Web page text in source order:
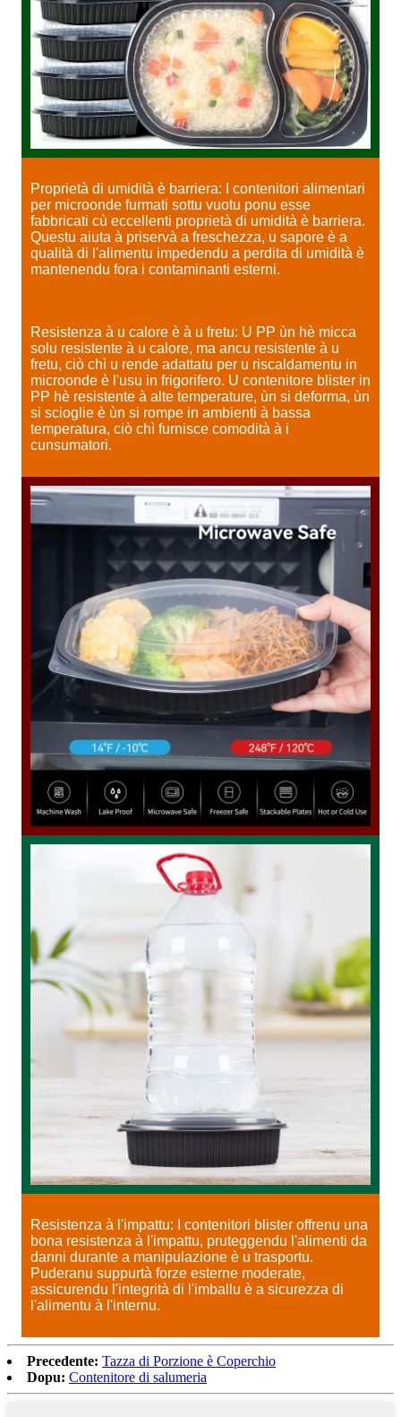
Proprietà di umidità è barriera: I contenitori alimentari
per microonde furmati sottu vuotu ponu esse
fabbricati cù eccellenti proprietà di umidità è barriera.
Questu aiuta à priservà a freschezza, u sapore è a
qualità di l'alimentu impedendu a perdita di umidità è
mantenendu fora i contaminanti esterni.
Resistenza à u calore è à u fretu: U PP ùn hè micca
solu resistente à u calore, ma ancu resistente à u
fretu, ciò chì u rende adattatu per u riscaldamentu in
microonde è l'usu in frigorifero. U contenitore blister in
PP hè resistente à alte temperature, ùn si deforma, ùn
si scioglie è ùn si rompe in ambienti à bassa
temperatura, ciò chì furnisce comodità à i
cunsumatori.
Resistenza à l'impattu: I contenitori blister offrenu una
bona resistenza à l'impattu, pruteggendu l'alimenti da
danni durante a manipulazione è u trasportu.
Puderanu suppurtà forze esterne moderate,
assicurendu l'integrità di l'imballu è a sicurezza di
l'alimentu à l'internu.
Precedente: Tazza di Porzione è Coperchio
Dopu: Contenitore di salumeria